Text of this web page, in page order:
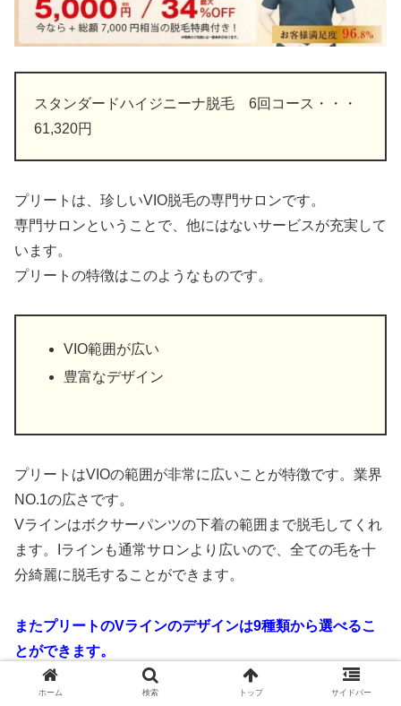
スタンダードハイジニーナ脱毛 6回コース・・・
61,320円
プリートは、珍しいVIO脱毛の専門サロンです。
専門サロンということで、他にはないサービスが充実して
います。
プリートの特徴はこのようなものです。
VIO範囲が広い
豊富なデザイン
プリートはVIOの範囲が非常に広いことが特徴です。業界
NO.1の広さです。
Vラインはボクサーパンツの下着の範囲まで脱毛してくれ
ます。Iラインも通常サロンより広いので、全ての毛を十
分綺麗に脱毛することができます。
またプリートのVラインのデザインは9種類から選べるこ
とができます。
自分のライフスタイルや好みに合わせて色々選べますよ。
今ならお試し脱毛5,000円も実施中です。
ホーム 検索 トップ サイドバー